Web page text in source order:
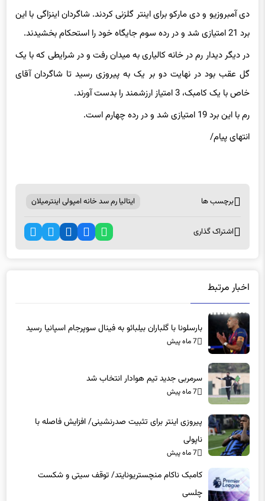
دی آمبروزیو و دی مارکو برای اینتر گلزنی کردند. شاگردان اینزاگی با این
برد 21 امتیازی شد و در رده سوم جایگاه خود را استحکام بخشیدند.
در دیگر دیدار رم در خانه کالیاری به میدان رفت و در شرایطی که با یک
گل عقب بود در نهایت دو بر یک به پیروزی رسید تا شاگردان آقای
خاص با یک کامبک، 3 امتیاز ارزشمند را بدست آورند.
رم با این برد 19 امتیازی شد و در رده چهارم است.
انتهای پیام/
برچسب ها ایتالیا رم سد خانه امپولی اینترمیلان
اشتراک گذاری
اخبار مرتبط
بارسلونا با گلباران بیلبائو به فینال سوپرجام اسپانیا رسید
7 ماه پیش
سرمربی جدید تیم هوادار انتخاب شد
7 ماه پیش
پیروزی اینتر برای تثبیت صدرنشینی/ افزایش فاصله با
ناپولی
7 ماه پیش
کامبک ناکام منچستریونایتد/ توقف سیتی و شکست
چلسی